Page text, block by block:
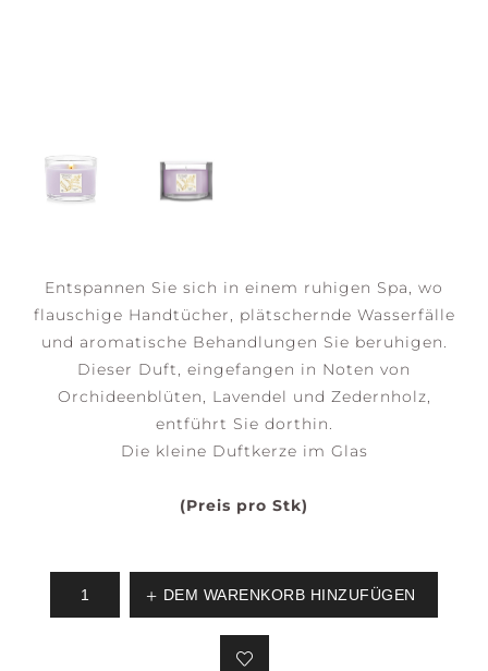
Entspannen Sie sich in einem ruhigen Spa, wo
flauschige Handtücher, plätschernde Wasserfälle
und aromatische Behandlungen Sie beruhigen.
Dieser Duft, eingefangen in Noten von
Orchideenblüten, Lavendel und Zedernholz,
entführt Sie dorthin.
Die kleine Duftkerze im Glas
(Preis pro Stk)
DEM WARENKORB HINZUFÜGEN